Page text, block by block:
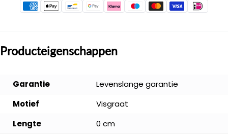
Producteigenschappen
Garantie
Levenslange garantie
Motief
Visgraat
Lengte
0 cm